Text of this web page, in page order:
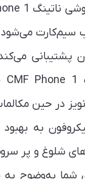
سیم‌کارت می‌شود
پشتیبانی
در حین
به
شلوغ و پر
به‌وضوح به